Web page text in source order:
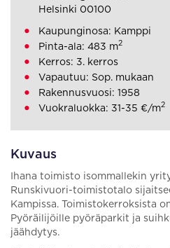
Kuvaus
Ihana toimisto isommallekin
Runskivuori-toimistotalo
Kampissa. Toimistokerroksista
Pyöräilijöille pyöräparkit ja
jäähdytys.
Helsinki 00100
Kaupunginosa: Kamppi
Pinta-ala: 483 m2
Kerros: 3. kerros
Vapautuu: Sop. mukaan
Rakennusvuosi: 1958
Vuokraluokka: 31-35 €/m2